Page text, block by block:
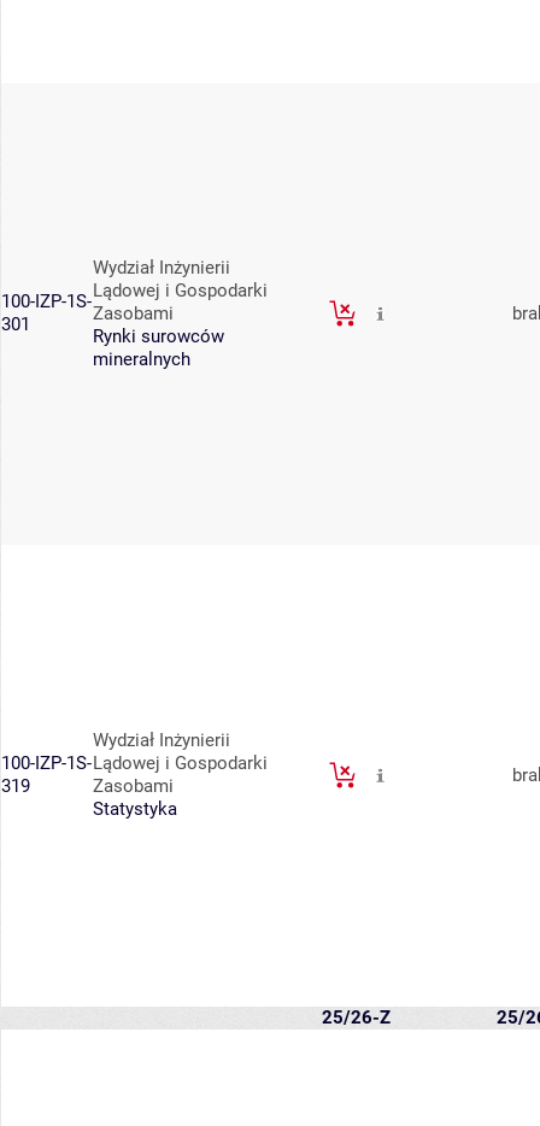
100-IZP-1S-
301
Wydział Inżynierii
Lądowej i Gospodarki
Zasobami
Rynki surowców
mineralnych
100-IZP-1S-
319
Wydział Inżynierii
Lądowej i Gospodarki
Zasobami
Statystyka
25/26-Z 25/